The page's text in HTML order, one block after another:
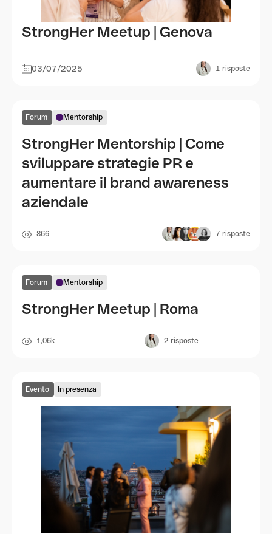
StrongHer Meetup | Genova
03/07/2025 1 risposte
Forum Mentorship
StrongHer Mentorship | Come
sviluppare strategie PR e
aumentare il brand awareness
aziendale
866 7 risposte
Forum Mentorship
StrongHer Meetup | Roma
1,06k 2 risposte
Evento In presenza